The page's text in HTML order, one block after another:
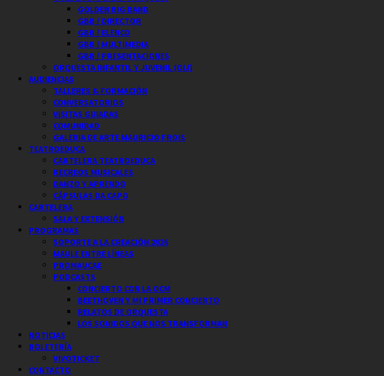
GOLDEN BIG BAND
GBB / DIRECTOR
GBB / ELENCO
GBB / MULTIMEDIA
GBB / PRESENTACIONES
ORQUESTA INFANTIL Y JUVENIL (OIJ)
AUDIENCIAS
TALLERES & FORMACIÓN
CONVERSATORIOS
VISITAS GUIADAS
COMUNIDAD
GALERIA DE ARTE MAURICIO FROIS
TEATROEDUCA
CARTELERA TEATROEDUCA
RECREOS MUSICALES
DANZO Y APRENDO
CÁPSULAS DA CAPO
CARTELERA
SALA Y EXTENSIÓN
PROGRAMAS
SOPORTE A LA CREACIÓN 2026
MAULE ENTRE LÍNEAS
PROMAUCAE
PODCASTS
CONCIERTO CON LA OCM
BEETHOVEN Y MI PRIMER CONCIERTO
RELATOS DE ORQUESTA
LOS SONIDOS QUE NOS TRANSFORMAN
NOTICIAS
BOLETERÍA
VIVOTICKET
CONTACTO